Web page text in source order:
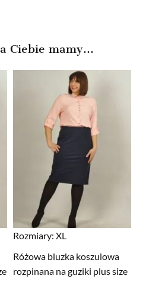
Ciebie mamy...
Rozmiary: XL
Różowa bluzka koszulowa
rozpinana na guziki plus size